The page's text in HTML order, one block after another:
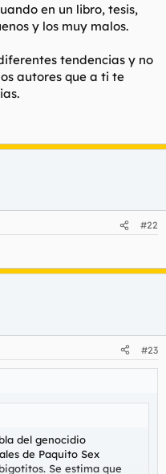
en un libro, tesis,
y los muy malos.
tendencias y no
autores que a ti te
#22
#23
del genocidio
de Paquito Sex
Se estima que